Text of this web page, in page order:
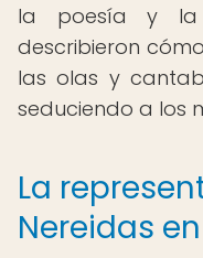
la poesía y la
describieron
las olas y
seduciendo a los
La
Nereidas